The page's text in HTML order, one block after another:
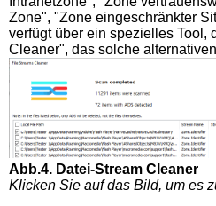
Zone", "Zone eingeschränkter
verfügt über ein spezielles Tool,
Cleaner", das solche
Abb.4. Datei-Stream Cleaner
Klicken Sie auf das Bild, um es